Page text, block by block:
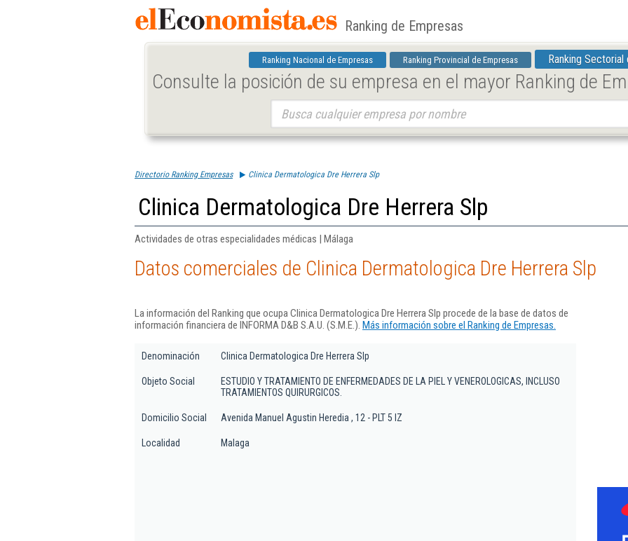
Ranking de Empresas
Ranking Nacional de Empresas Ranking Provincial de Empresas Ranking Sectorial
Consulte la posición de su empresa en el mayor Ranking de
Directorio Ranking Empresas Clinica Dermatologica Dre Herrera Slp
Clinica Dermatologica Dre Herrera Slp
Actividades de otras especialidades médicas | Málaga
Datos comerciales de Clinica Dermatologica Dre Herrera Slp
La información del Ranking que ocupa Clinica Dermatologica Dre Herrera Slp procede de la base de datos de
información financiera de INFORMA D&B S.A.U. (S.M.E.). Más información sobre el Ranking de Empresas.
Denominación Clinica Dermatologica Dre Herrera Slp
Objeto Social
ESTUDIO Y TRATAMIENTO DE ENFERMEDADES DE LA PIEL Y VENEROLOGICAS, INCLUSO
TRATAMIENTOS QUIRURGICOS.
Domicilio Social Avenida Manuel Agustin Heredia , 12 - PLT 5 IZ
Localidad Malaga